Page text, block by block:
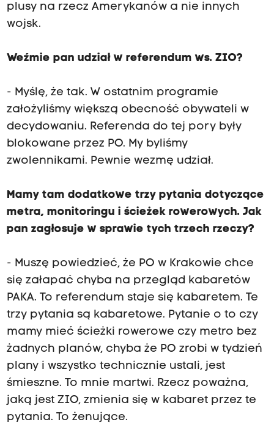
plusy na rzecz Amerykanów a nie innych
wojsk.
Weźmie pan udział w referendum ws. ZIO?
- Myślę, że tak. W ostatnim programie
założyliśmy większą obecność obywateli w
decydowaniu. Referenda do tej pory były
blokowane przez PO. My byliśmy
zwolennikami. Pewnie wezmę udział.
Mamy tam dodatkowe trzy pytania dotyczące
metra, monitoringu i ścieżek rowerowych. Jak
pan zagłosuje w sprawie tych trzech rzeczy?
- Muszę powiedzieć, że PO w Krakowie chce
się załapać chyba na przegląd kabaretów
PAKA. To referendum staje się kabaretem. Te
trzy pytania są kabaretowe. Pytanie o to czy
mamy mieć ścieżki rowerowe czy metro bez
żadnych planów, chyba że PO zrobi w tydzień
plany i wszystko technicznie ustali, jest
śmieszne. To mnie martwi. Rzecz poważna,
jaką jest ZIO, zmienia się w kabaret przez te
pytania. To żenujące.